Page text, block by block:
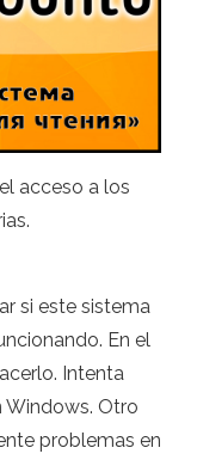
acceso a los
si este sistema
En el
Intenta
Windows. Otro
problemas en